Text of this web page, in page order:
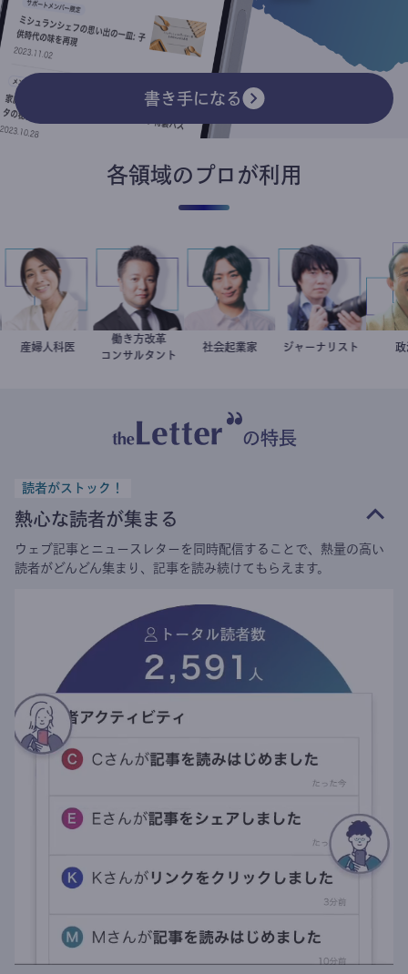
書き手になる
各領域のプロが利用
稲葉可奈子
産婦人科医 新田龍
働き方改革
コンサルタント
駒崎弘樹
社会起業家 志葉玲
ジャーナリスト
の特長
読者がストック！
熱心な読者が集まる
ウェブ記事とニュースレターを同時配信することで、熱量の高い
読者がどんどん集まり、記事を読み続けてもらえます。